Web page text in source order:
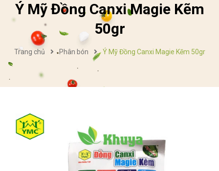
Ý Mỹ Đồng Canxi Magie Kẽm
50gr
Trang chủ Phân bón Ý Mỹ Đồng Canxi Magie Kẽm 50gr